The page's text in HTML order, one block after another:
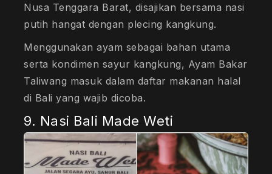
Nusa Tenggara Barat, disajikan bersama nasi
putih hangat dengan plecing kangkung.
Menggunakan ayam sebagai bahan utama
serta kondimen sayur kangkung, Ayam Bakar
Taliwang masuk dalam daftar makanan halal
di Bali yang wajib dicoba.
9. Nasi Bali Made Weti